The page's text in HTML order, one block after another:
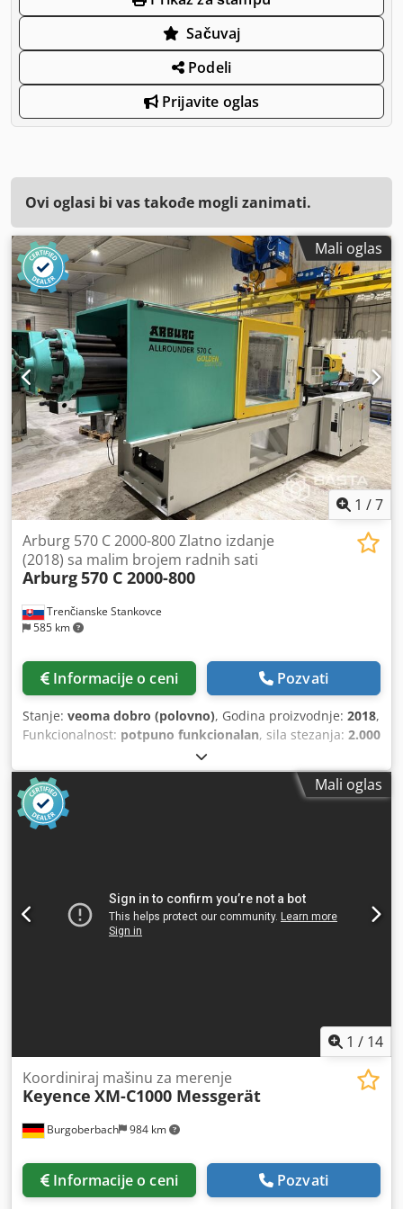
Sačuvaj
Podeli
Prijavite oglas
Ovi oglasi bi vas takođe mogli zanimati.
Mali oglas
1 /7
Trenčianske Stankovce
585 km
Arburg 570 C 2000-800 Zlatno izdanje
(2018) sa malim brojem radnih sati
Arburg570 C 2000-800
Informacije o ceni Pozvati
Stanje: veoma dobro (polovno), Godina proizvodnje: 2018,
Funkcionalnost: potpuno funkcionalan, sila stezanja: 2.000
dokumentacija/priručnik
200 t Prečnik puža: 55 mm Težina izlivka: 434 g Razmak
između stubova V: 570 mm Razmak između stubova H: 570
mm Zapremina izlivka: 474 cm3 Dimenzije ploča: 795 x 795
mm Radni sati: 25.969 h Tip: Horizontalna Pogon:
Mali oglas
1 / 14
Burgoberbach 984 km
Koordiniraj mašinu za merenje
Keyence XM-C1000 Messgerät
Informacije o ceni Pozvati